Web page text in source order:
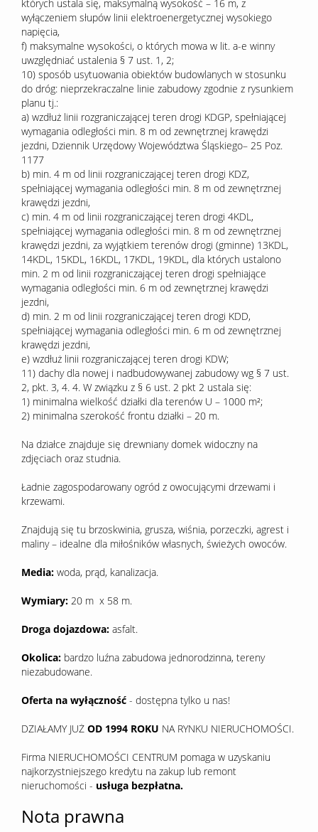
których ustala się, maksymalną wysokość – 16 m, z
wyłączeniem słupów linii elektroenergetycznej wysokiego
napięcia,
f) maksymalne wysokości, o których mowa w lit. a-e winny
uwzględniać ustalenia § 7 ust. 1, 2;
10) sposób usytuowania obiektów budowlanych w stosunku
do dróg: nieprzekraczalne linie zabudowy zgodnie z rysunkiem
planu tj.:
a) wzdłuż linii rozgraniczającej teren drogi KDGP, spełniającej
wymagania odległości min. 8 m od zewnętrznej krawędzi
jezdni, Dziennik Urzędowy Województwa Śląskiego– 25 Poz.
1177
b) min. 4 m od linii rozgraniczającej teren drogi KDZ,
spełniającej wymagania odległości min. 8 m od zewnętrznej
krawędzi jezdni,
c) min. 4 m od linii rozgraniczającej teren drogi 4KDL,
spełniającej wymagania odległości min. 8 m od zewnętrznej
krawędzi jezdni, za wyjątkiem terenów drogi (gminne) 13KDL,
14KDL, 15KDL, 16KDL, 17KDL, 19KDL, dla których ustalono
min. 2 m od linii rozgraniczającej teren drogi spełniające
wymagania odległości min. 6 m od zewnętrznej krawędzi
jezdni,
d) min. 2 m od linii rozgraniczającej teren drogi KDD,
spełniającej wymagania odległości min. 6 m od zewnętrznej
krawędzi jezdni,
e) wzdłuż linii rozgraniczającej teren drogi KDW;
11) dachy dla nowej i nadbudowywanej zabudowy wg § 7 ust.
2, pkt. 3, 4. 4. W związku z § 6 ust. 2 pkt 2 ustala się:
1) minimalna wielkość działki dla terenów U – 1000 m²;
2) minimalna szerokość frontu działki – 20 m.
Na działce znajduje się drewniany domek widoczny na
zdjęciach oraz studnia.
Ładnie zagospodarowany ogród z owocującymi drzewami i
krzewami.
Znajdują się tu brzoskwinia, grusza, wiśnia, porzeczki, agrest i
maliny – idealne dla miłośników własnych, świeżych owoców.
Media: woda, prąd, kanalizacja.
Wymiary: 20 m x 58 m.
Droga dojazdowa: asfalt.
Okolica: bardzo luźna zabudowa jednorodzinna, tereny
niezabudowane.
Oferta na wyłączność - dostępna tylko u nas!
DZIAŁAMY JUŻ OD 1994 ROKU NA RYNKU NIERUCHOMOŚCI.
Firma NIERUCHOMOŚCI CENTRUM pomaga w uzyskaniu
najkorzystniejszego kredytu na zakup lub remont
nieruchomości - usługa bezpłatna.
Nota prawna